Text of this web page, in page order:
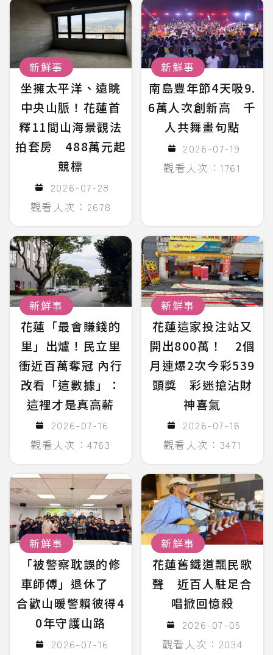
新鮮事
坐擁太平洋、遠眺
中央山脈！花蓮首
釋11間山海景觀法
拍套房 488萬元起
競標
2026-07-28
觀看人次：2678
新鮮事
南島豐年節4天吸9.
6萬人次創新高 千
人共舞畫句點
2026-07-19
觀看人次：1761
新鮮事
花蓮「最會賺錢的
里」出爐！民立里
衝近百萬奪冠 內行
改看「這數據」：
這裡才是真高薪
2026-07-16
觀看人次：4763
新鮮事
花蓮這家投注站又
開出800萬！ 2個
月連爆2次今彩539
頭獎 彩迷搶沾財
神喜氣
2026-07-16
觀看人次：3471
新鮮事
「被警察耽誤的修
車師傅」退休了
合歡山暖警賴彼得4
0年守護山路
2026-07-16
新鮮事
花蓮舊鐵道飄民歌
聲 近百人駐足合
唱掀回憶殺
2026-07-05
觀看人次：2034